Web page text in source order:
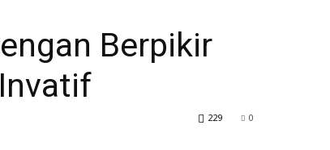
Berpikir
0
229